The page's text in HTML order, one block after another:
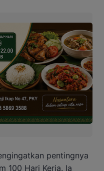
pentingnya
100 Hari Kerja. Ia